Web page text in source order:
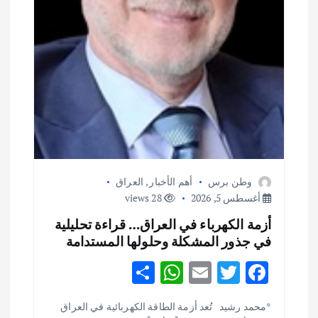
وطن برس أهم الأخبار , العراق
أغسطس 5, 2026
28 views
أزمة الكهرباء في العراق… قراءة تحليلية
في جذور المشكلة وحلولها المستدامة
F
T
w
E
m
W
h
S
h
*محمد رشيد تُعد أزمة الطاقة الكهربائية في العراق